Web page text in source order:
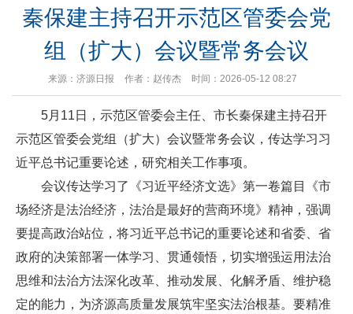
秦保建主持召开示范区管委会党
组（扩大）会议暨常务会议
来源：济源日报 作者：赵传杰 时间：2026-05-12 08:27
5月11日，示范区管委会主任、市长秦保建主持召开
示范区管委会党组（扩大）会议暨常务会议，传达学习习
近平总书记重要论述，研究相关工作事项。
会议传达学习了《习近平经济文选》第一卷篇目《市
场经济是法治经济，法治是最好的营商环境》精神，强调
要提高政治站位，将习近平总书记的重要论述和省委、省
政府的决策部署一体学习、贯通领悟，切实增强运用法治
思维和法治方法深化改革、推动发展、化解矛盾、维护稳
定的能力，为济源高质量发展筑牢坚实法治根基。要精准